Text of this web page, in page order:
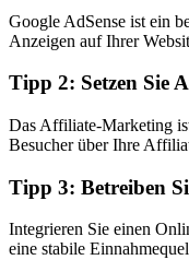
Google AdSense ist ein
Anzeigen auf Ihrer
Tipp 2: Setzen Sie
Das Affiliate-Marketing
Besucher über Ihre
Tipp 3: Betreiben
Integrieren Sie einen
eine stabile